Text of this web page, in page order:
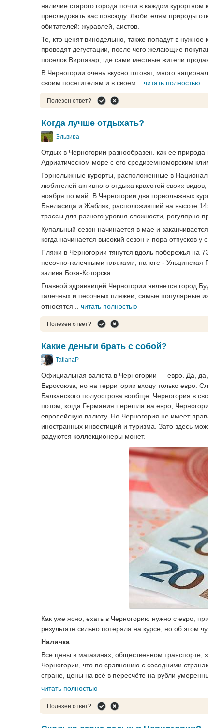
наличие старого города почти в каждом
преследовать вас повсюду. Любителям природы
обитателей: журавлей, аистов.
Те, кто ценят винодельню, также попадут в нужное
проводят дегустации, после чего желающие
поселок Вирпазар, где сами местные жители
В Черногории очень вкусно готовят, много
своим посетителям и в своем... читать полностью
Полезен ответ?
Когда лучше отдыхать?
Эльвира
Отдых в Черногории разнообразен, как ее
Адриатическом море с его средиземноморским
Горнолыжные курорты, расположенные в
любителей активного отдыха красотой своих
ноября по май. В Черногории два горнолыжных
Бъеласица и Жабляк, расположивший на высоте
трассы для разного уровня сложности, регулярно
Купальный сезон начинается в мае и
когда начинается высокий сезон и пора отпусков
Пляжи в Черногории тянутся вдоль побережья на
песочно-галечными пляжами, на юге - Ульцинская
залива Бока-Которска.
Главной здравницей Черногории является город
галечных и песочных пляжей, самые популярные
относятся... читать полностью
Полезен ответ?
Какие деньги брать с собой?
TatianaP
Официальная валюта в Черногории — евро. Да, да,
Евросоюза, но на территории входу только евро.
Балканского полуострова вообще. Черногория в
потом, когда Германия перешла на евро,
европейскую валюту. Но Черногория не имеет
иностранных инвестиций и туризма. Зато здесь
радуются коллекционеры монет.
Как уже ясно, ехать в Черногорию нужно с евро,
результате сильно потеряла на курсе, но об этом
Наличка
Все цены в магазинах, общественном транспорте,
Черногории, что по сравнению с соседними
стране, цены на всё в пересчёте на рубли
читать полностью
Полезен ответ?